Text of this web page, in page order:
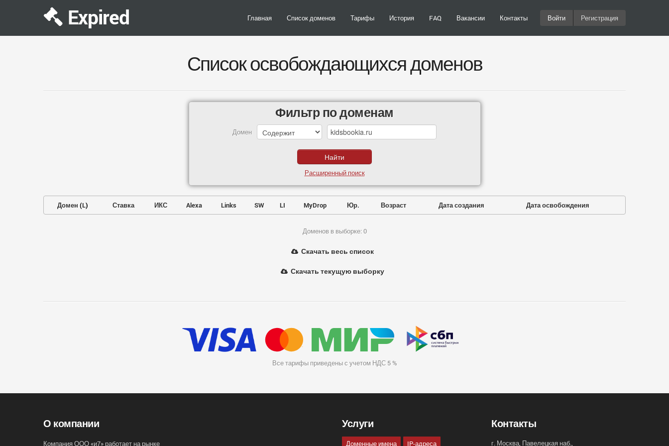
Expired Главная Список доменов Тарифы История FAQ Вакансии Контакты Войти Регистрация
Список освобождающихся доменов
Фильтр по доменам
Домен
Расширенный поиск
Домен (L) Ставка ИКС Alexa Links SW LI MyDrop Юр. Возраст Дата создания Дата освобождения
Доменов в выборке: 0
Скачать весь список
Скачать текущую выборку
Все тарифы приведены с учетом НДС 5 %
О компании
Компания ООО «и7» работает на рынке
Услуги
Доменные имена IP-адреса
Контакты
г. Москва, Павелецкая наб.,